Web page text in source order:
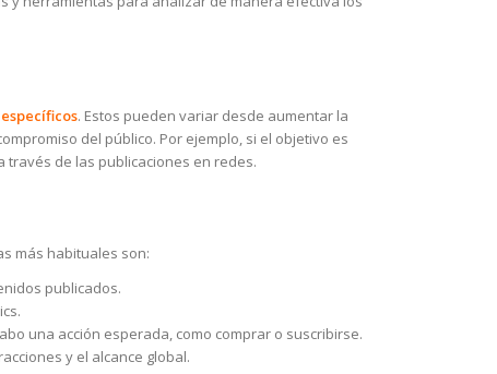
. Estos pueden variar desde aumentar la
del público. Por ejemplo, si el objetivo es
de las publicaciones en redes.
más habituales son:
publicados.
una acción esperada, como comprar o suscribirse.
y el alcance global.